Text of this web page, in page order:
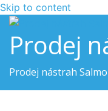
Skip to content
Prodej
Prodej nástrah Salmo